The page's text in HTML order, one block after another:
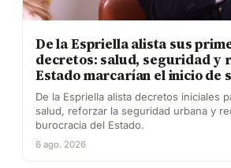
De la Espriella alista sus
decretos: salud, seguridad y
Estado marcarían el inicio de
De la Espriella alista decretos iniciales
salud, reforzar la seguridad urbana y
burocracia del Estado.
6 ago. 2026